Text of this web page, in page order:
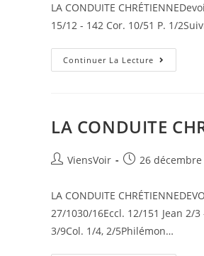
LA CONDUITE
15/12 - 142 Cor. 10/51 P. 1/
Continuer La Lecture
LA CONDUITE
ViensVoir 26 décembre
LA CONDUITE
27/1030/16Eccl. 12/151 Jean 2/
3/9Col. 1/4, 2/5Philémon…